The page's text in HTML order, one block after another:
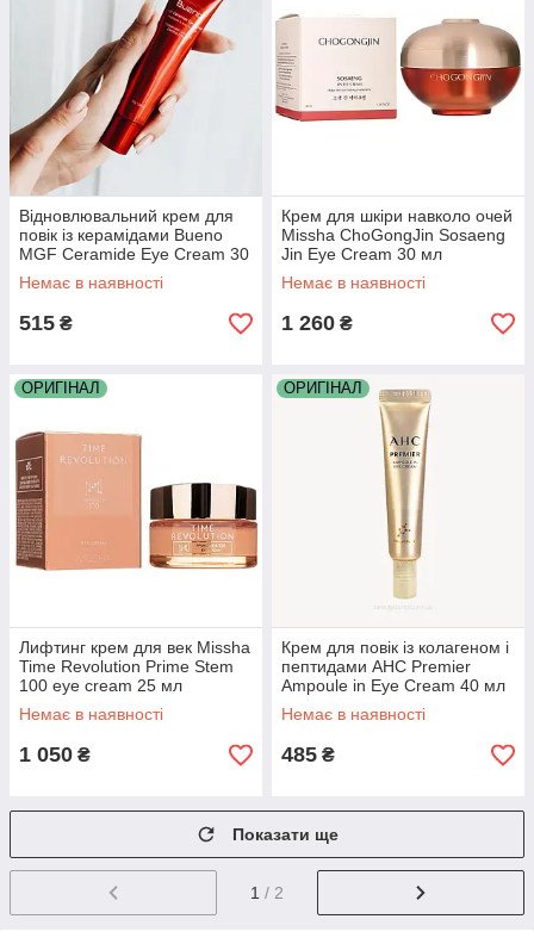
Відновлювальний крем для
повік із керамідами Bueno
MGF Ceramide Eye Cream 30
гНемає в наявності
515 ₴
Крем для шкіри навколо очей
Missha ChoGongJin Sosaeng
Jin Eye Cream 30 мл
Немає в наявності
1 260 ₴
ОРИГІНАЛ
Лифтинг крем для век Missha
Time Revolution Prime Stem
100 eye cream 25 мл
Немає в наявності
1 050 ₴
ОРИГІНАЛ
Крем для повік із колагеном і
пептидами AHC Premier
Ampoule in Eye Cream 40 мл
Немає в наявності
485 ₴
Показати ще
1 / 2